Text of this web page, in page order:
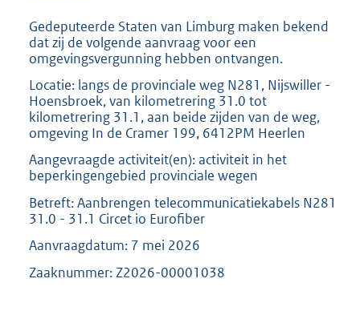
Gedeputeerde Staten van Limburg maken bekend
dat zij de volgende aanvraag voor een
omgevingsvergunning hebben ontvangen.
Locatie: langs de provinciale weg N281, Nijswiller -
Hoensbroek, van kilometrering 31.0 tot
kilometrering 31.1, aan beide zijden van de weg,
omgeving In de Cramer 199, 6412PM Heerlen
Aangevraagde activiteit(en): activiteit in het
beperkingengebied provinciale wegen
Betreft: Aanbrengen telecommunicatiekabels N281
31.0 - 31.1 Circet io Eurofiber
Aanvraagdatum: 7 mei 2026
Zaaknummer: Z2026-00001038